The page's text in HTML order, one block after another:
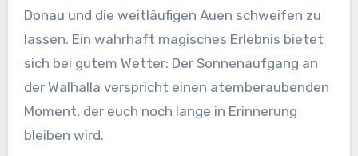
Donau und die weitläufigen Auen schweifen zu
lassen. Ein wahrhaft magisches Erlebnis bietet
sich bei gutem Wetter: Der Sonnenaufgang an
der Walhalla verspricht einen atemberaubenden
Moment, der euch noch lange in Erinnerung
bleiben wird.